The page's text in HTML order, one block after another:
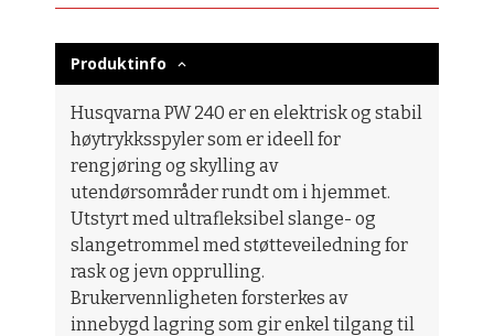
Produktinfo
Husqvarna PW 240 er en elektrisk og stabil
høytrykksspyler som er ideell for
rengjøring og skylling av
utendørsområder rundt om i hjemmet.
Utstyrt med ultrafleksibel slange- og
slangetrommel med støtteveiledning for
rask og jevn opprulling.
Brukervennligheten forsterkes av
innebygd lagring som gir enkel tilgang til